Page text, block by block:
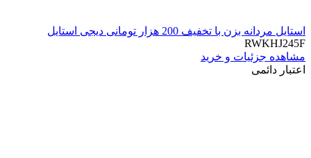
استایل مردانه بزن با تخفیف 200 هزار تومانی دیجی استایل
RWKHJ245F
مشاهده جزئیات و خرید
اعتبار دائمی